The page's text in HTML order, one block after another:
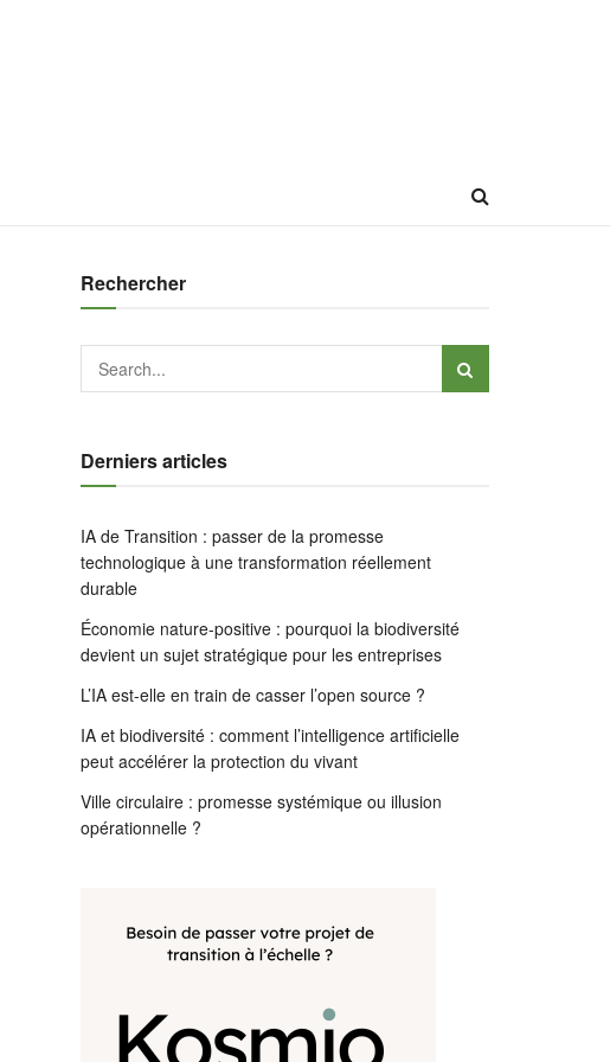
Rechercher
Derniers articles
IA de Transition : passer de la promesse
technologique à une transformation réellement
durable
Économie nature-positive : pourquoi la biodiversité
devient un sujet stratégique pour les entreprises
L’IA est-elle en train de casser l’open source ?
IA et biodiversité : comment l’intelligence artificielle
peut accélérer la protection du vivant
Ville circulaire : promesse systémique ou illusion
opérationnelle ?